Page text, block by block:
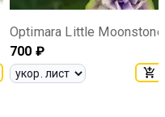
Optimara Little Moonstone
700 ₽